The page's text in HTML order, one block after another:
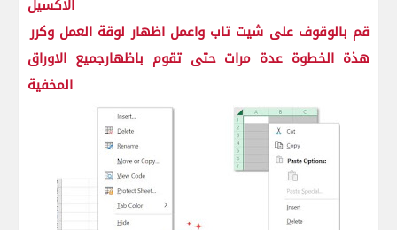
قم بالوقوف على شيت تاب واعمل اظهار لوقة العمل وكرر
هذة الخطوة عدة مرات حتى تقوم باظهارجميع الاوراق